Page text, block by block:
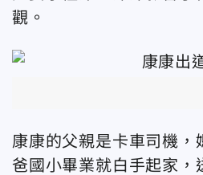
觀。
康康的父親是卡車司機，
爸國小畢業就白手起家，